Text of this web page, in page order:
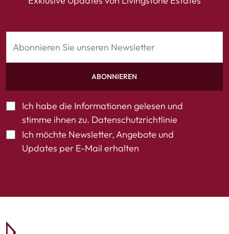
ABONNIEREN
Ich habe die Informationen gelesen und
stimme ihnen zu. Datenschutzrichtlinie
Ich möchte Newsletter, Angebote und
Updates per E-Mail erhalten